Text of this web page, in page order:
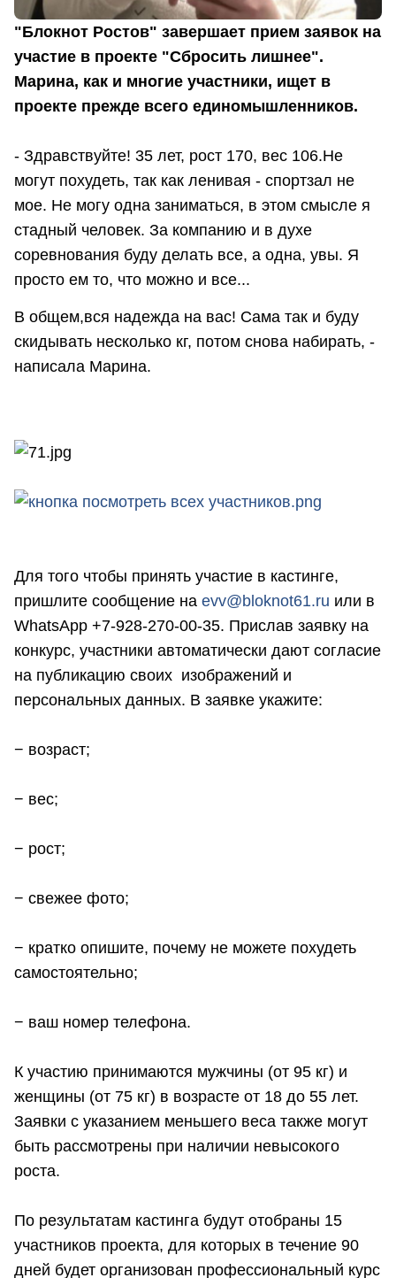
"Блокнот Ростов" завершает прием заявок на
участие в проекте "Сбросить лишнее".
Марина, как и многие участники, ищет в
проекте прежде всего единомышленников.
- Здравствуйте! 35 лет, рост 170, вес 106.Не
могут похудеть, так как ленивая - спортзал не
мое. Не могу одна заниматься, в этом смысле я
стадный человек. За компанию и в духе
соревнования буду делать все, а одна, увы. Я
просто ем то, что можно и все...
В общем,вся надежда на вас! Сама так и буду
скидывать несколько кг, потом снова набирать, -
написала Марина.
Для того чтобы принять участие в кастинге,
пришлите сообщение на evv@bloknot61.ru или в
WhatsApp +7-928-270-00-35. Прислав заявку на
конкурс, участники автоматически дают согласие
на публикацию своих изображений и
персональных данных. В заявке укажите:
− возраст;
− вес;
− рост;
− свежее фото;
− кратко опишите, почему не можете похудеть
самостоятельно;
− ваш номер телефона.
К участию принимаются мужчины (от 95 кг) и
женщины (от 75 кг) в возрасте от 18 до 55 лет.
Заявки с указанием меньшего веса также могут
быть рассмотрены при наличии невысокого
роста.
По результатам кастинга будут отобраны 15
участников проекта, для которых в течение 90
дней будет организован профессиональный курс